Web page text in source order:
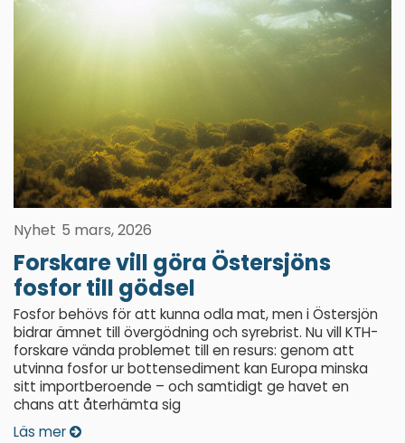
Nyhet 5 mars, 2026
Forskare vill göra Östersjöns
fosfor till gödsel
Fosfor behövs för att kunna odla mat, men i Östersjön
bidrar ämnet till övergödning och syrebrist. Nu vill KTH-
forskare vända problemet till en resurs: genom att
utvinna fosfor ur bottensediment kan Europa minska
sitt importberoende – och samtidigt ge havet en
chans att återhämta sig
Läs mer